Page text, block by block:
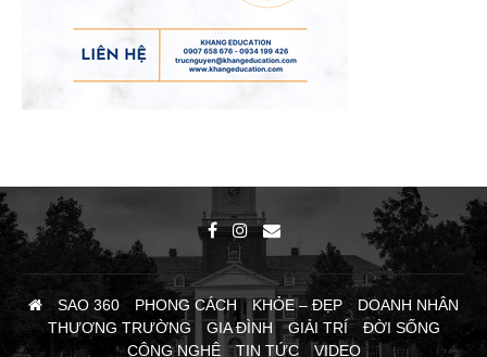
SAO 360 PHONG CÁCH KHỎE – ĐẸP
DOANH NHÂN
THƯƠNG TRƯỜNG
GIA ĐÌNH GIẢI TRÍ
ĐỜI SỐNG
CÔNG NGHỆ
TIN TỨC VIDEO